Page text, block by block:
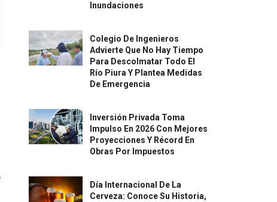
Inundaciones
Colegio De Ingenieros
Advierte Que No Hay Tiempo
Para Descolmatar Todo El
Río Piura Y Plantea Medidas
De Emergencia
Inversión Privada Toma
Impulso En 2026 Con Mejores
Proyecciones Y Récord En
Obras Por Impuestos
Día Internacional De La
Cerveza: Conoce Su Historia,